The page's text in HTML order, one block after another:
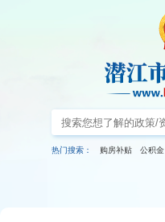
热门搜索： 购房补贴 公积金